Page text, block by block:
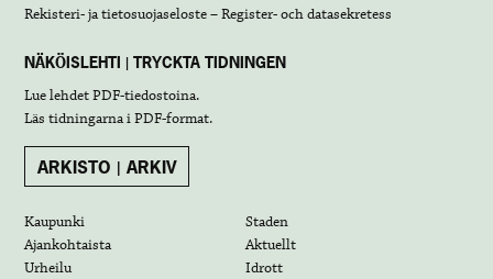
Rekisteri- ja tietosuojaseloste – Register- och datasekretess
NÄKÖISLEHTI | TRYCKTA TIDNINGEN
Lue lehdetPDF-tiedostoina.
Läs tidningarna iPDF-format.
ARKISTO | ARKIV
Kaupunki
Staden
Ajankohtaista
Aktuellt
Urheilu
Idrott